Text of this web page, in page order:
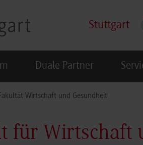
Stuttgart
Duale Partner
Fakultät Wirtschaft und Gesundheit
für Wirtschaft